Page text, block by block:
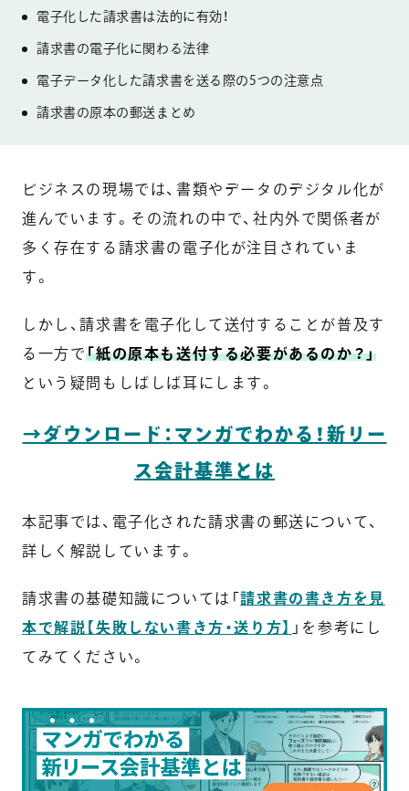
電子化した請求書は法的に有効！
請求書の電子化に関わる法律
電子データ化した請求書を送る際の5つの注意点
請求書の原本の郵送まとめ
ビジネスの現場では、書類やデータのデジタル化が
進んでいます。その流れの中で、社内外で関係者が
多く存在する請求書の電子化が注目されていま
す。
しかし、請求書を電子化して送付することが普及す
る一方で「紙の原本も送付する必要があるのか？」
という疑問もしばしば耳にします。
→ダウンロード：マンガでわかる！新リー
ス会計基準とは
本記事では、電子化された請求書の郵送について、
詳しく解説しています。
請求書の基礎知識については「請求書の書き方を見
本で解説【失敗しない書き方・送り方】
」を参考にし
てみてください。